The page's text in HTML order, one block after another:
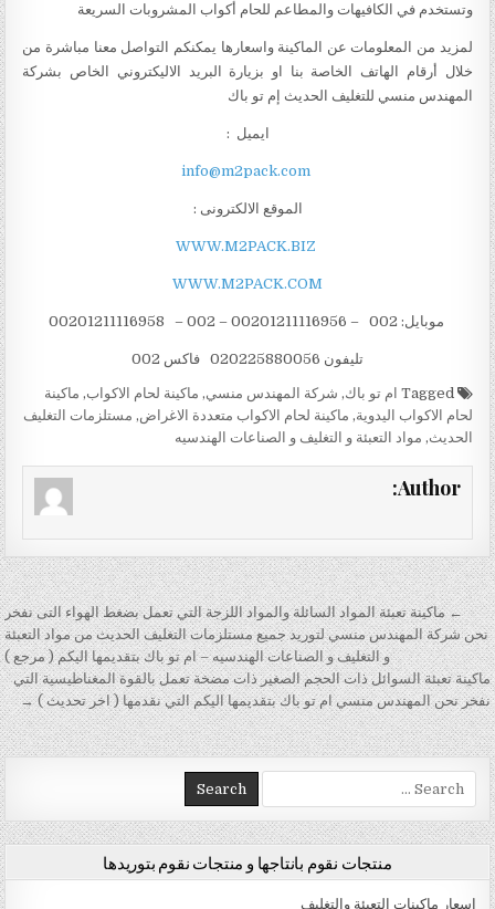
وتستخدم في الكافيهات والمطاعم للحام أكواب المشروبات السريعة
لمزيد من المعلومات عن الماكينة واسعارها يمكنكم التواصل معنا مباشرة من
خلال أرقام الهاتف الخاصة بنا او بزيارة البريد الاليكتروني الخاص بشركة
المهندس منسي للتغليف الحديث إم تو باك
ايميل :
info@m2pack.com
الموقع الالكترونى :
WWW.M2PACK.BIZ
WWW.M2PACK.COM
موبايل: 002 – 00201211116956 – 002 – 00201211116958
تليفون 020225880056 فاكس 002
Tagged ام تو باك, شركة المهندس منسي, ماكينة لحام الاكواب, ماكينة
لحام الاكواب اليدوية, ماكينة لحام الاكواب متعددة الاغراض, مستلزمات التغليف
الحديث, مواد التعبئة و التغليف و الصناعات الهندسيه
Author:
تصفّح المقالات
← ماكينة تعبئة المواد السائلة والمواد اللزجة التي تعمل بضغط الهواء التى نفخر
نحن شركة المهندس منسي لتوريد جميع مستلزمات التغليف الحديث من مواد التعبئة
و التغليف و الصناعات الهندسيه – ام تو باك بتقديمها اليكم ( مرجع )
ماكينة تعبئة السوائل ذات الحجم الصغير ذات مضخة تعمل بالقوة المغناطيسية التي
نفخر نحن المهندس منسي ام تو باك بتقديمها اليكم التي نقدمها ( اخر تحديث ) →
Search for:
منتجات نقوم بانتاجها و منتجات نقوم بتوريدها
اسعار ماكينات التعبئة والتغليف